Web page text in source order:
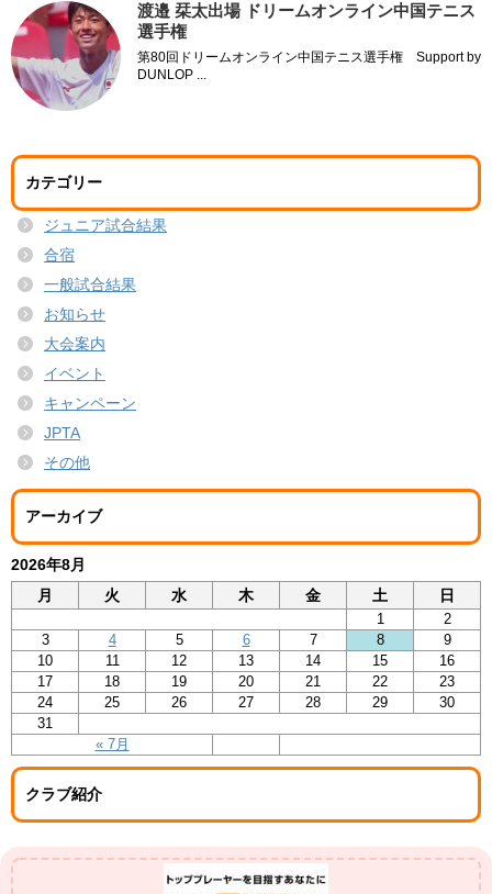
渡邉 栞太出場 ドリームオンライン中国テニス
選手権
第80回ドリームオンライン中国テニス選手権 Support by
DUNLOP ...
カテゴリー
ジュニア試合結果
合宿
一般試合結果
お知らせ
大会案内
イベント
キャンペーン
JPTA
その他
アーカイブ
2026年8月
月
火 水 木 金 土 日
« 7月
1
2
3
4 5 6 7 8
9
10
11 12 13 14 15
16
17
18 19 20 21 22
23
24
25 26 27 28 29
30
31
クラブ紹介